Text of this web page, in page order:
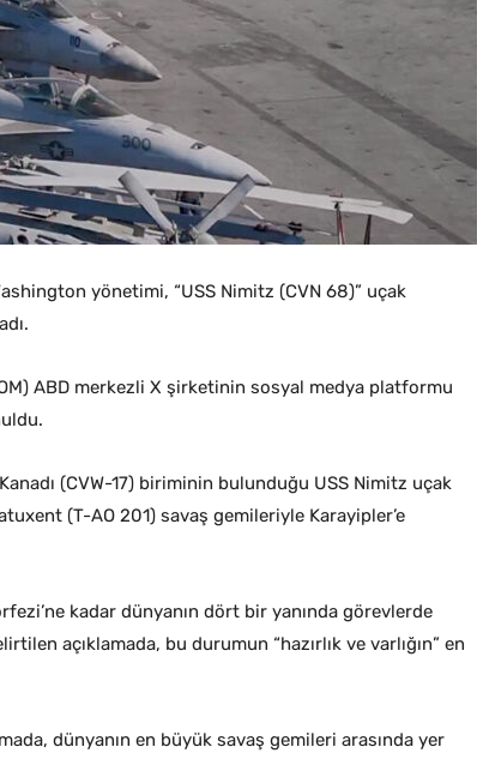
yönetimi, “USS Nimitz (CVN 68)” uçak
ABD merkezli X şirketinin sosyal medya platformu
(CVW-17) biriminin bulunduğu USS Nimitz uçak
(T-AO 201) savaş gemileriyle Karayipler’e
kadar dünyanın dört bir yanında görevlerde
açıklamada, bu durumun “hazırlık ve varlığın” en
dünyanın en büyük savaş gemileri arasında yer